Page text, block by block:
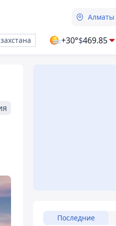
Алматы
+30°$469.85
Последние